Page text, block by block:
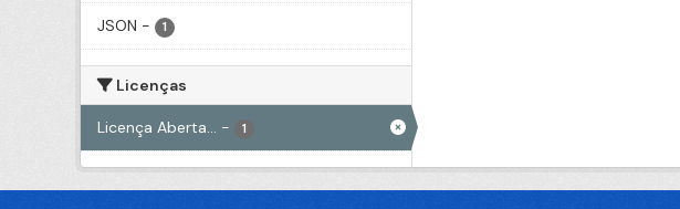
JSON - 1
Licenças
Licença Aberta... - 1